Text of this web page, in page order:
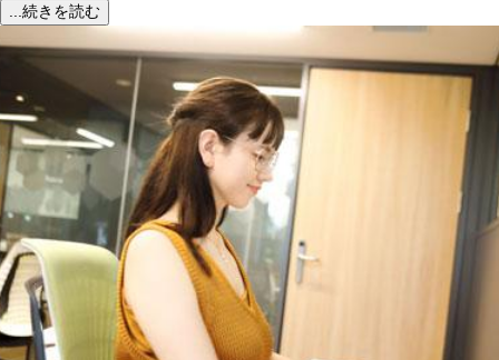
...続きを読む